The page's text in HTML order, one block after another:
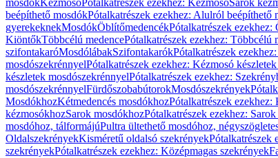
mosdókKézmosóPótalkatrészek ezekhez: KézmosóSarok
beépíthető mosdókPótalkatrészek ezekhez: Alulról beépíthető
gyerekeknekMosdókÖblítőmedencékPótalkatrészek ezekhez:
KiöntőkTöbbcélú medencePótalkatrészek ezekhez: Többcélú
szifontakaróMosdólábakSzifontakarókPótalkatrészek
mosdószekrénnyelPótalkatrészek ezekhez: Kézmosó
készletek mosdószekrénnyelPótalkatrészek ezekhez:
mosdószekrénnyelFürdőszobabútorokMosdószekrények
MosdókhozKétmedencés mosdókhozPótalkatrészek ezekhez:
kézmosókhozSarok mosdókhozPótalkatrészek ezekhez:
mosdóhoz, tálformájúPultra ültethető mosdóhoz,
OldalszekrényekKisméretű oldalsó szekrényekPótalkatrészek
szekrényekPótalkatrészek ezekhez: Középmagas szekrények